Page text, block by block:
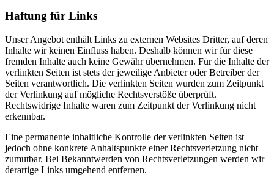
Haftung für Links
Unser Angebot enthält Links zu externen Websites Dritter, auf deren
Inhalte wir keinen Einfluss haben. Deshalb können wir für diese
fremden Inhalte auch keine Gewähr übernehmen. Für die Inhalte der
verlinkten Seiten ist stets der jeweilige Anbieter oder Betreiber der
Seiten verantwortlich. Die verlinkten Seiten wurden zum Zeitpunkt
der Verlinkung auf mögliche Rechtsverstöße überprüft.
Rechtswidrige Inhalte waren zum Zeitpunkt der Verlinkung nicht
erkennbar.
Eine permanente inhaltliche Kontrolle der verlinkten Seiten ist
jedoch ohne konkrete Anhaltspunkte einer Rechtsverletzung nicht
zumutbar. Bei Bekanntwerden von Rechtsverletzungen werden wir
derartige Links umgehend entfernen.